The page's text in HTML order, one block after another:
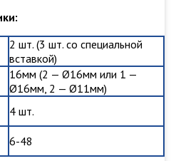
2 шт. (3 шт. со специальной
вставкой)
16мм (2 — Ø16мм или 1 —
Ø16мм, 2 — Ø11мм)
4 шт.
6-48